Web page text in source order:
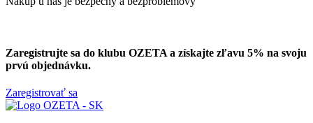
Zaregistrujte sa do klubu OZETA a získajte zľavu 5% na svoju
prvú objednávku.
Zaregistrovať sa